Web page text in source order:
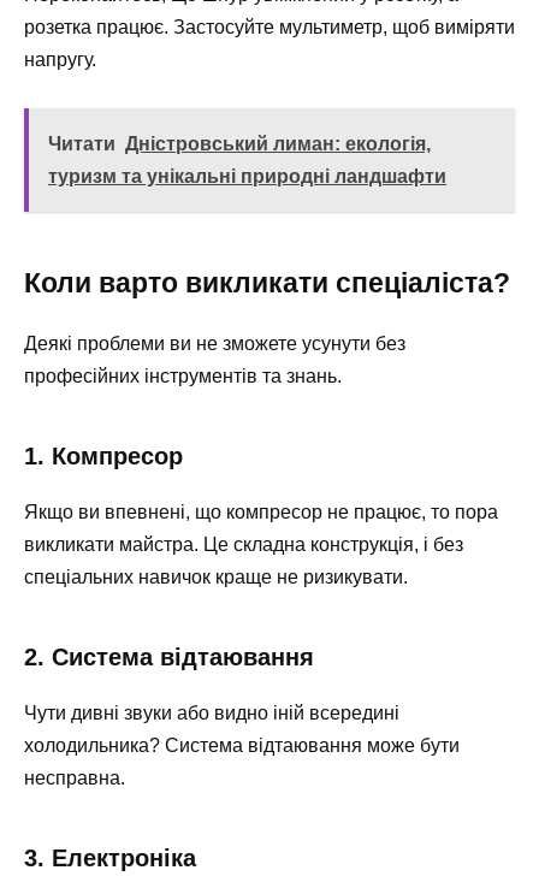
розетка працює. Застосуйте мультиметр, щоб виміряти
напругу.
Читати Дністровський лиман: екологія,
туризм та унікальні природні ландшафти
Коли варто викликати спеціаліста?
Деякі проблеми ви не зможете усунути без
професійних інструментів та знань.
1. Компресор
Якщо ви впевнені, що компресор не працює, то пора
викликати майстра. Це складна конструкція, і без
спеціальних навичок краще не ризикувати.
2. Система відтаювання
Чути дивні звуки або видно іній всередині
холодильника? Система відтаювання може бути
несправна.
3. Електроніка